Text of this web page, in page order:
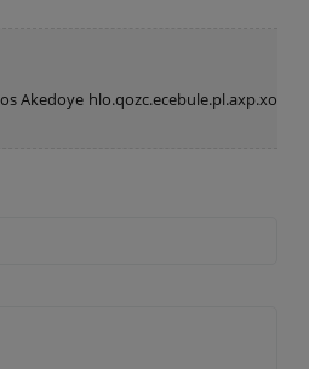
Akedoye hlo.qozc.ecebule.pl.axp.xo